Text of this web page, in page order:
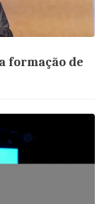
formação de